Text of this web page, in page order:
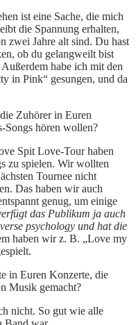
ist eine Sache, die mich
die Spannung erhalten,
zwei Jahre alt sind. Du hast
ob du gelangweilt bist
habe ich mit den
in Pink“ gesungen, und da
Zuhörer in Euren
Songs hören wollen?
Spit Love-Tour haben
zu spielen. Wir wollten
Tournee nicht
Das haben wir auch
genug, um einige
das Publikum ja auch
psychology und hat die
haben wir z. B. „Love my
in Euren Konzerte, die
Musik gemacht?
nicht. So gut wie alle